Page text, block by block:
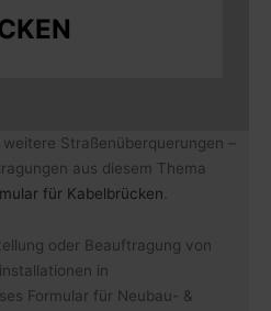
Straßenüberquerungen –
aus diesem Thema
für Kabelbrücken
oder Beauftragung von
in
Formular für Neubau- &